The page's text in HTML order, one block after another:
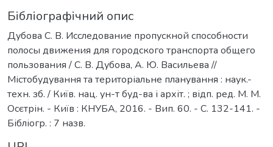
Бібліографічний опис
Дубова С. В. Исследование пропускной способности
полосы движения для городского транспорта общего
пользования / С. В. Дубова, А. Ю. Васильева //
Містобудування та територіальне планування : наук.-
техн. зб. / Київ. нац. ун-т буд-ва і архіт. ; відп. ред. М. М.
Осєтрін. - Київ : КНУБА, 2016. - Вип. 60. - С. 132-141. -
Бібліогр. : 7 назв.